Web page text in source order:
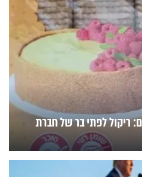
ריקול לפתי בר של חברת